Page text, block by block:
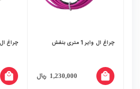
چراغ ال وایر 1 متری بنفش
1,230,000 ریال local_mall
چراغ ال وایر 1
local_mall